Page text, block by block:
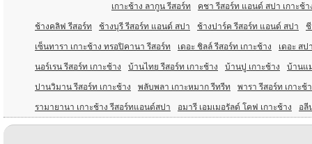
เกาะช้าง ลากูน รีสอร์ท คชา รีสอร์ท แอนด์ สปา เกาะช้า
ช้างคลิฟ รีสอร์ท ช้างบุรี รีสอร์ท แอนด์ สปา ช้างปาร์ค รีสอร์ท แอนด์ สปา
เซ็นทารา เกาะช้าง ทรอปิคานา รีสอร์ท เดอะ ชิลล์ รีสอร์ท เกาะช้าง เดอะ สป
นอร์เรน รีสอร์ท เกาะช้าง บ้านไทย รีสอร์ท เกาะช้าง บ้านปู เกาะช้าง บ้านแ
ปานวิมาน รีสอร์ท เกาะช้าง พลับพลา เกาะหมาก รีทรีท พารา รีสอร์ท เกาะช้
รามายานา เกาะช้าง รีสอร์ทแอนด์สปา อมารี เอมเมอรัลด์ โคฟ เกาะช้าง อลี